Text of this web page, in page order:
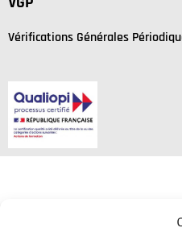
Vérifications Générales